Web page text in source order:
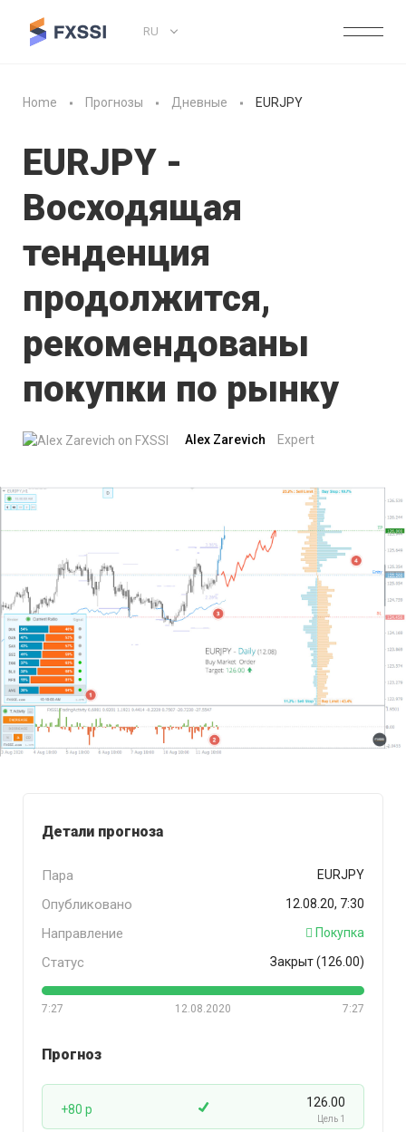
RU
Home Прогнозы Дневные EURJPY
EURJPY -
Восходящая
тенденция
продолжится,
рекомендованы
покупки по рынку
Alex Zarevich Expert
Детали прогноза
Пара EURJPY
Опубликовано 12.08.20, 7:30
Направление Покупка
Статус Закрыт (126.00)
7:27 7:27
12.08.2020
Прогноз
+80 p 126.00
Цель 1